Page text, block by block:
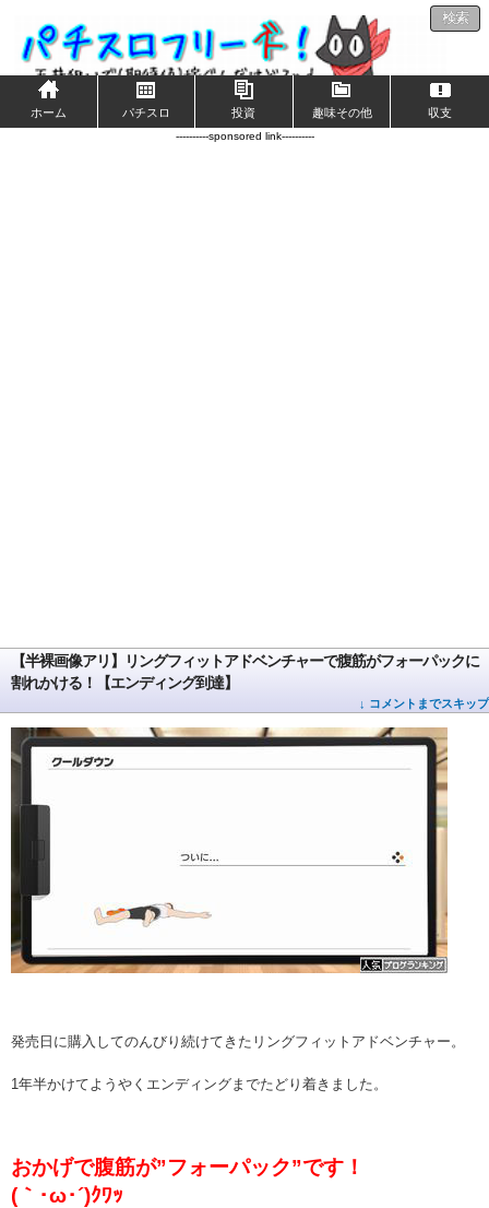
検索
ホーム パチスロ 投資 趣味その他 収支
----------sponsored link----------
【半裸画像アリ】リングフィットアドベンチャーで腹筋がフォーパックに
割れかける！【エンディング到達】
↓ コメントまでスキップ
発売日に購入してのんびり続けてきたリングフィットアドベンチャー。
1年半かけてようやくエンディングまでたどり着きました。
おかげで腹筋が”フォーパック”です！
(｀･ω･´)ｸﾜｯ